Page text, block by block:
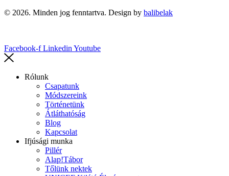
© 2026. Minden jog fenntartva. Design by balibelak
Facebook-f Linkedin Youtube
Rólunk
Csapatunk
Módszereink
Történetünk
Átláthatóság
Blog
Kapcsolat
Ifjúsági munka
Pillér
Alap!Tábor
Tőlünk nektek